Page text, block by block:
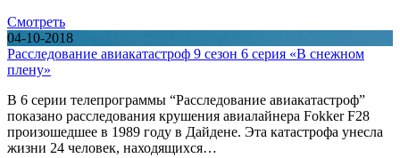
Смотреть
04-10-2018
Расследование авиакатастроф 9 сезон 6 серия «В снежном
плену»
В 6 серии телепрограммы “Расследование авиакатастроф”
показано расследования крушения авиалайнера Fokker F28
произошедшее в 1989 году в Дайдене. Эта катастрофа унесла
жизни 24 человек, находящихся…